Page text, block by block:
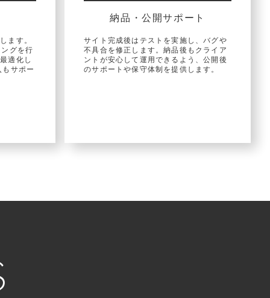
ます。
グを行
適化し
サポー
納品・公開サポート
サイト完成後はテストを実施し、バグや
不具合を修正します。納品後もクライア
ントが安心して運用できるよう、公開後
のサポートや保守体制を提供します。